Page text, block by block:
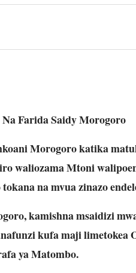
Na Farida Saidy Morogoro
Morogoro katika
waliozama Mtoni
na mvua zinazo
kamishna msaidizi
kufa maji limetokea
ya Matombo.